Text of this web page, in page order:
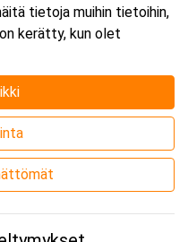
tietoja muihin tietoihin,
kerätty, kun olet